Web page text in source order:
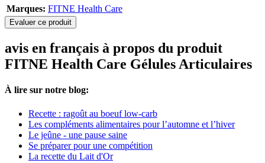
Marques: FITNE Health Care
Evaluer ce produit
avis en français à propos du produit
FITNE Health Care Gélules Articulaires
À lire sur notre blog:
Recette : ragoût au boeuf low-carb
Les compléments alimentaires pour l’automne et l’hiver
Le jeûne - une pause saine
Se préparer pour une compétition
La recette du Lait d'Or